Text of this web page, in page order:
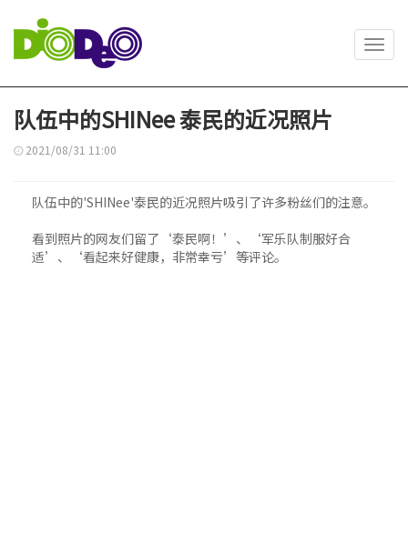
队伍中的SHINee 泰民的近况照片
2021/08/31 11:00
队伍中的'SHINee'泰民的近况照片吸引了许多粉丝们的注意。
看到照片的网友们留了‘泰民啊！’、‘军乐队制服好合
适’、‘看起来好健康，非常幸亏’等评论。